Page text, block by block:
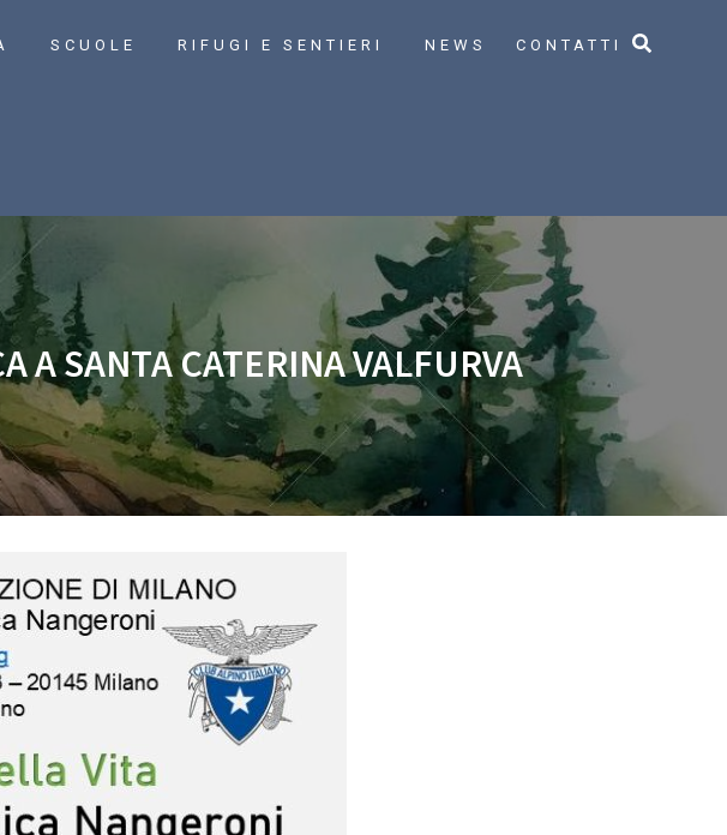
SCUOLE RIFUGI E SENTIERI NEWS CONTATTI
SANTA CATERINA VALFURVA